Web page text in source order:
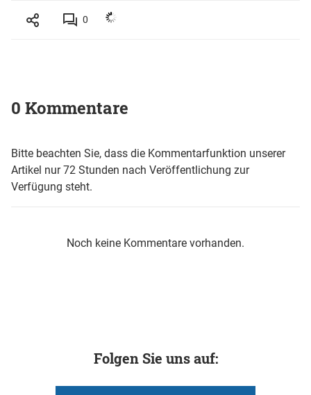
0
0 Kommentare
Bitte beachten Sie, dass die Kommentarfunktion unserer
Artikel nur 72 Stunden nach Veröffentlichung zur
Verfügung steht.
Noch keine Kommentare vorhanden.
Folgen Sie uns auf: